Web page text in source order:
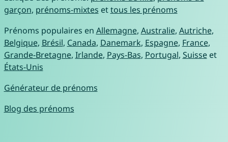
garçon, prénoms-mixtes ettous les prénoms
Prénoms populaires en Allemagne, Australie, Autriche,
Belgique, Brésil, Canada, Danemark, Espagne, France,
Grande-Bretagne, Irlande, Pays-Bas, Portugal, Suisseet
États-Unis
Générateur de prénoms
Blog des prénoms